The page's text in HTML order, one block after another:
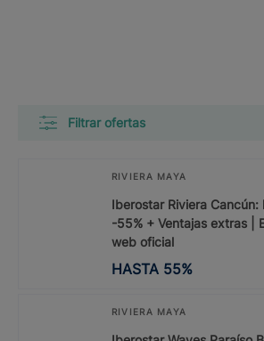
Filtrar ofertas
RIVIERA MAYA
Iberostar Riviera Cancún:
-55% + Ventajas extras |
web oficial
HASTA 55%
RIVIERA MAYA